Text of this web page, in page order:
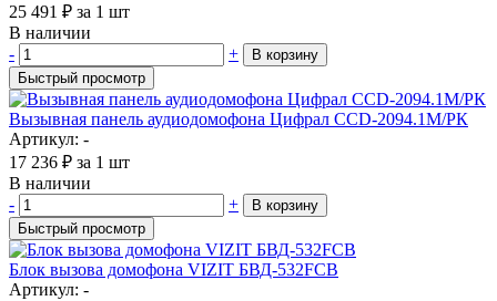
25 491 ₽ за 1 шт
В наличии
-
+
В корзину
Быстрый просмотр
Вызывная панель аудиодомофона Цифрал CCD-2094.1М/РК
Артикул: -
17 236 ₽ за 1 шт
В наличии
-
+
В корзину
Быстрый просмотр
Блок вызова домофона VIZIT БВД-532FCB
Артикул: -